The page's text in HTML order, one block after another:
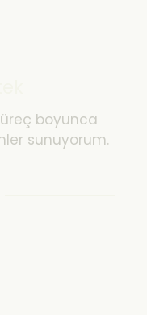
boyunca
sunuyorum.